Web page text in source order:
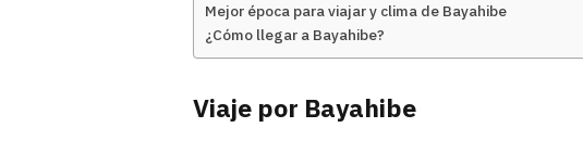
Mejor época para viajar y clima de Bayahibe
¿Cómo llegar a Bayahibe?
Viaje por Bayahibe